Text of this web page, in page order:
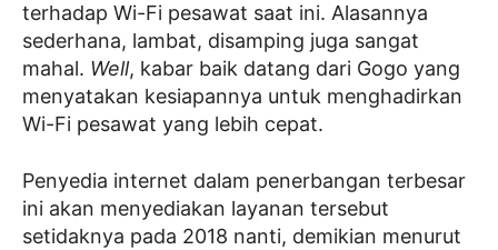
terhadap Wi-Fi pesawat saat ini. Alasannya
sederhana, lambat, disamping juga sangat
mahal. Well, kabar baik datang dari Gogo yang
menyatakan kesiapannya untuk menghadirkan
Wi-Fi pesawat yang lebih cepat.
Penyedia internet dalam penerbangan terbesar
ini akan menyediakan layanan tersebut
setidaknya pada 2018 nanti, demikian menurut